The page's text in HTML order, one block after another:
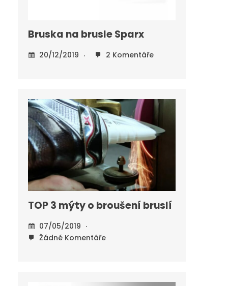
Bruska na brusle Sparx
20/12/2019 2 Komentáře
TOP 3 mýty o broušení bruslí
07/05/2019
Žádné Komentáře